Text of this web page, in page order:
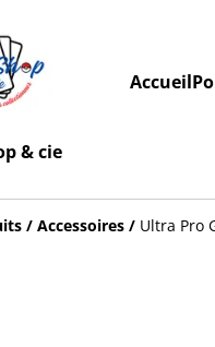
& cie
Accueil
/ Accessoires / Ultra Pro